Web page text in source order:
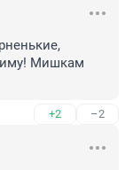
Мишкам
+2 –2